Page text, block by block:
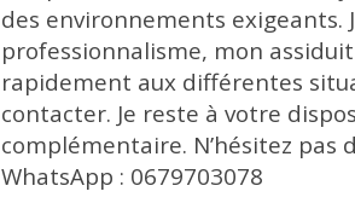
des environnements exigeants.
professionnalisme, mon
rapidement aux différentes
contacter. Je reste à votre
complémentaire. N’hésitez
WhatsApp : 0679703078